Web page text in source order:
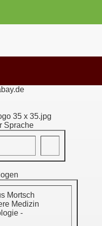
Sprache
Mortsch
Medizin
-